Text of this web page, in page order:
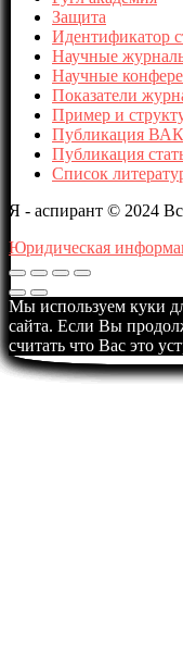
Защита
Идентификатор
Научные
Научные
Показатели
Пример и
Публикация ВАК
Публикация
Список
Я - аспирант © 2024
Юридическая
Мы используем куки
сайта. Если Вы
считать что Вас это